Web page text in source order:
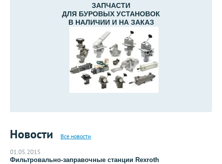
ЗАПЧАСТИ
ДЛЯ БУРОВЫХ УСТАНОВОК
В НАЛИЧИИ И НА ЗАКАЗ
Новости Все новости
01.05.2015
Фильтровально-заправочные станции Rexroth